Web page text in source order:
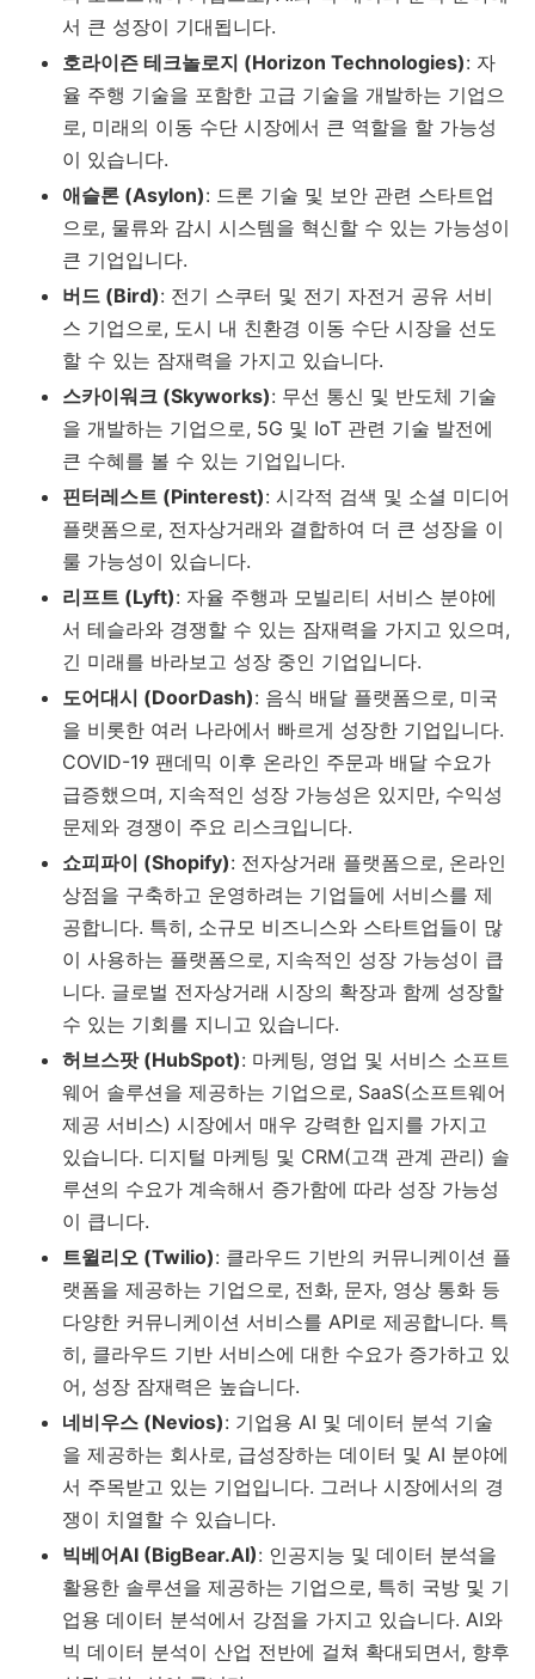
서 큰 성장이 기대됩니다.
호라이즌 테크놀로지 (Horizon Technologies): 자
율 주행 기술을 포함한 고급 기술을 개발하는 기업으
로, 미래의 이동 수단 시장에서 큰 역할을 할 가능성
이 있습니다.
애슬론 (Asylon): 드론 기술 및 보안 관련 스타트업
으로, 물류와 감시 시스템을 혁신할 수 있는 가능성이
큰 기업입니다.
버드 (Bird): 전기 스쿠터 및 전기 자전거 공유 서비
스 기업으로, 도시 내 친환경 이동 수단 시장을 선도
할 수 있는 잠재력을 가지고 있습니다.
스카이워크 (Skyworks): 무선 통신 및 반도체 기술
을 개발하는 기업으로, 5G 및 IoT 관련 기술 발전에
큰 수혜를 볼 수 있는 기업입니다.
핀터레스트 (Pinterest): 시각적 검색 및 소셜 미디어
플랫폼으로, 전자상거래와 결합하여 더 큰 성장을 이
룰 가능성이 있습니다.
리프트 (Lyft): 자율 주행과 모빌리티 서비스 분야에
서 테슬라와 경쟁할 수 있는 잠재력을 가지고 있으며,
긴 미래를 바라보고 성장 중인 기업입니다.
도어대시 (DoorDash): 음식 배달 플랫폼으로, 미국
을 비롯한 여러 나라에서 빠르게 성장한 기업입니다.
COVID-19 팬데믹 이후 온라인 주문과 배달 수요가
급증했으며, 지속적인 성장 가능성은 있지만, 수익성
문제와 경쟁이 주요 리스크입니다.
쇼피파이 (Shopify): 전자상거래 플랫폼으로, 온라인
상점을 구축하고 운영하려는 기업들에 서비스를 제
공합니다. 특히, 소규모 비즈니스와 스타트업들이 많
이 사용하는 플랫폼으로, 지속적인 성장 가능성이 큽
니다. 글로벌 전자상거래 시장의 확장과 함께 성장할
수 있는 기회를 지니고 있습니다.
허브스팟 (HubSpot): 마케팅, 영업 및 서비스 소프트
웨어 솔루션을 제공하는 기업으로, SaaS(소프트웨어
제공 서비스) 시장에서 매우 강력한 입지를 가지고
있습니다. 디지털 마케팅 및 CRM(고객 관계 관리) 솔
루션의 수요가 계속해서 증가함에 따라 성장 가능성
이 큽니다.
트윌리오 (Twilio): 클라우드 기반의 커뮤니케이션 플
랫폼을 제공하는 기업으로, 전화, 문자, 영상 통화 등
다양한 커뮤니케이션 서비스를 API로 제공합니다. 특
히, 클라우드 기반 서비스에 대한 수요가 증가하고 있
어, 성장 잠재력은 높습니다.
네비우스 (Nevios): 기업용 AI 및 데이터 분석 기술
을 제공하는 회사로, 급성장하는 데이터 및 AI 분야에
서 주목받고 있는 기업입니다. 그러나 시장에서의 경
쟁이 치열할 수 있습니다.
빅베어AI (BigBear.AI): 인공지능 및 데이터 분석을
활용한 솔루션을 제공하는 기업으로, 특히 국방 및 기
업용 데이터 분석에서 강점을 가지고 있습니다. AI와
빅 데이터 분석이 산업 전반에 걸쳐 확대되면서, 향후